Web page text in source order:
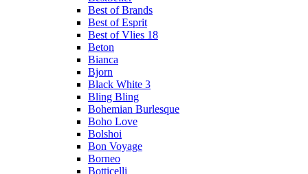
Best of Brands
Best of Esprit
Best of Vlies 18
Beton
Bianca
Bjorn
Black White 3
Bling Bling
Bohemian Burlesque
Boho Love
Bolshoi
Bon Voyage
Borneo
Botticelli